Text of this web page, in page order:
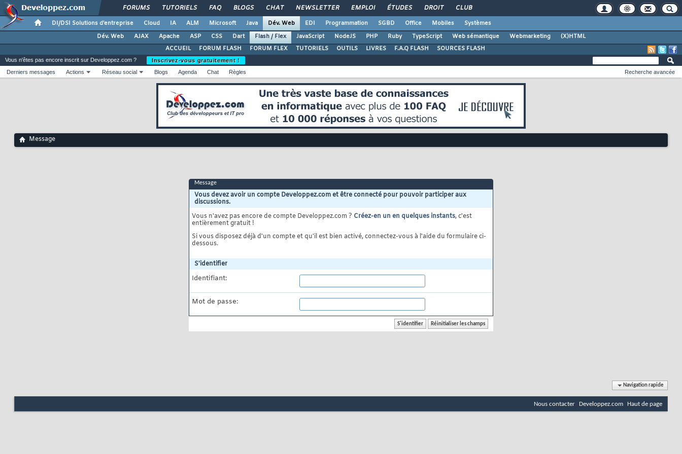
FORUMS TUTORIELS FAQ BLOGS CHAT NEWSLETTER EMPLOI ÉTUDES DROIT CLUB
DI/DSI Solutions d'entreprise Cloud IA ALM Microsoft Java Dév. Web EDI Programmation SGBD Office Mobiles
Systèmes
Dév. Web
AJAX Apache ASP CSS Dart Flash / Flex JavaScript NodeJS PHP Ruby TypeScript Web sémantique Webmarketing
(X)HTML
ACCUEIL
FORUM FLASH FORUM FLEX TUTORIELS OUTILS LIVRES F.A.Q FLASH SOURCES FLASH
Vous n'êtes pas encore inscrit sur Developpez.com ?
Inscrivez-vous gratuitement !
Derniers messages
Actions Réseau social Blogs Agenda Chat Règles Recherche avancée
Message
Message
Vous devez avoir un compte Developpez.com et être connecté pour pouvoir participer aux
discussions.
Vous n'avez pas encore de compte Developpez.com ? Créez-en un en quelques instants, c'est
entièrement gratuit !
Si vous disposez déjà d'un compte et qu'il est bien activé, connectez-vous à l'aide du formulaire ci-
dessous.
S'identifier
Identifiant:
Mot de passe:
Navigation rapide
Nous contacter Developpez.com Haut de page